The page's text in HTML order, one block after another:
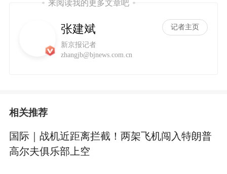
来阅读我的更多文章吧
张建斌
新京报记者
记者主页
zhangjb@bjnews.com.cn
相关推荐
国际｜战机近距离拦截！两架飞机闯入特朗普
高尔夫俱乐部上空